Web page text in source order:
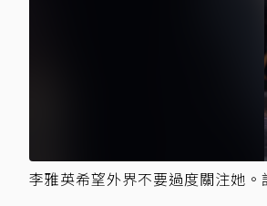
李雅英希望外界不要過度關注她。